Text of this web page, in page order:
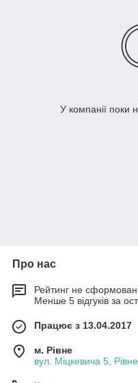
У компанії поки
Про нас
Рейтинг не
Менше 5 відгуків за
Працює з 13.04.2017
м. Рівне
вул. Міцкевича 5,